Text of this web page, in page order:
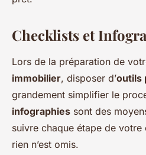
Checklists et
Lors de la préparation de
immobilier, disposer d’outils
grandement simplifier le
infographies sont des
suivre chaque étape de votre
rien n’est omis.